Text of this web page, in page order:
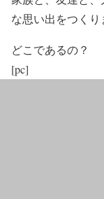
な思い出をつくり
どこであるの？
[pc]